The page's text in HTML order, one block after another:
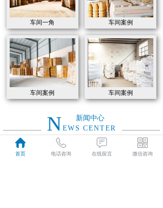
车间一角 车间案例
车间案例 车间案例
新闻中心
N EWS CENTER
2021 如何选用高炉炼铁各部位耐火材料
首页 电话咨询 在线留言 微信咨询